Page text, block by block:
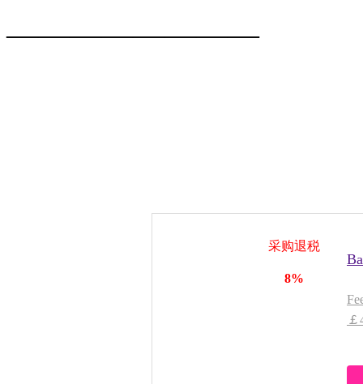
————————
采购退税
8%